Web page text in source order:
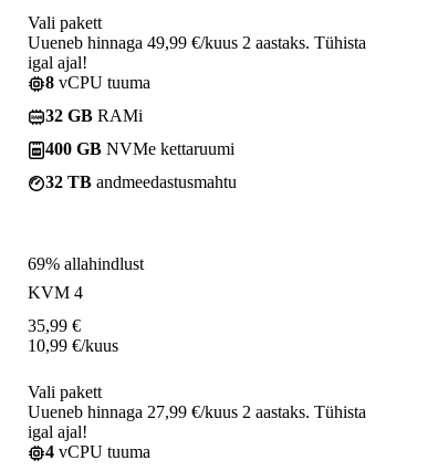
Vali pakett
Uueneb hinnaga 49,99 €/kuus 2 aastaks. Tühista
igal ajal!
8 vCPU tuuma
32 GB RAMi
400 GB NVMe kettaruumi
32 TB andmeedastusmahtu
69% allahindlust
KVM 4
35,99 €
10,99 €/kuus
Vali pakett
Uueneb hinnaga 27,99 €/kuus 2 aastaks. Tühista
igal ajal!
4 vCPU tuuma